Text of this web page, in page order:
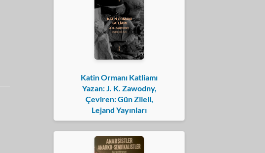
Katin Ormanı Katliamı
Yazan: J. K. Zawodny,
Çeviren: Gün Zileli,
Lejand Yayınları